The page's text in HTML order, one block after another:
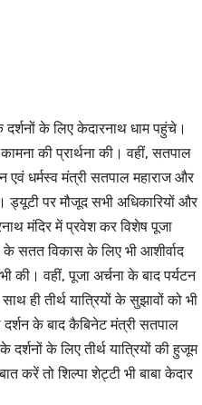
के लिए केदारनाथ धाम पहुंचे।
की प्रार्थना की। वहीं, सतपाल
एवं धर्मस्व मंत्री सतपाल महाराज और
ड्यूटी पर मौजूद सभी अधिकारियों और
मंदिर में प्रवेश कर विशेष पूजा
के सतत विकास के लिए भी आशीर्वाद
भी की। वहीं, पूजा अर्चना के बाद पर्यटन
ही तीर्थ यात्रियों के सुझावों को भी
दर्शन के बाद कैबिनेट मंत्री सतपाल
के लिए तीर्थ यात्रियों की हुजूम
करें तो शिल्पा शेट्टी भी बाबा केदार